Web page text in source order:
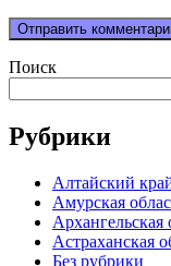
Поиск
Рубрики
Алтайский
Амурская
Архангельская
Астраханская
Без рубрики